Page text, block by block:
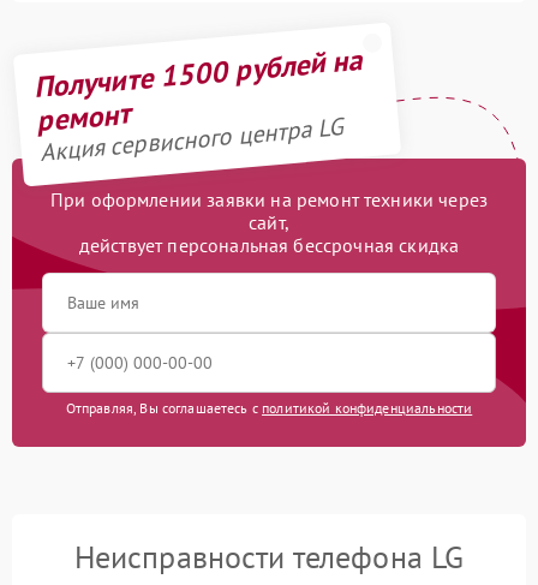
Получите 1500 рублей на
ремонт
Акция сервисного центра LG
При оформлении заявки на ремонт техники через
сайт,
действует персональная бессрочная скидка
Отправляя, Вы соглашаетесь с политикой конфиденциальности
Неисправности телефона LG